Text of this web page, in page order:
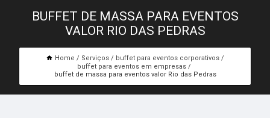
BUFFET DE MASSA PARA EVENTOS
VALOR RIO DAS PEDRAS
Home Serviços
buffet para eventos corporativos
buffet para eventos em empresas
buffet de massa para eventos valor Rio das Pedras